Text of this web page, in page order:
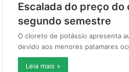
Escalada do preço
segundo semestre
O cloreto de potássio apresenta
devido aos menores patamares
Leia mais »